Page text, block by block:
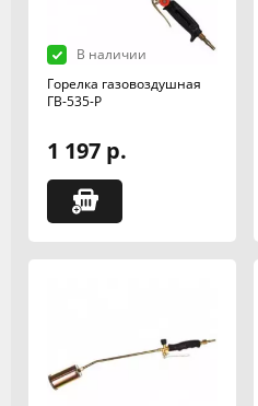
В наличии
Горелка газовоздушная
ГВ-535-Р
1 197 р.